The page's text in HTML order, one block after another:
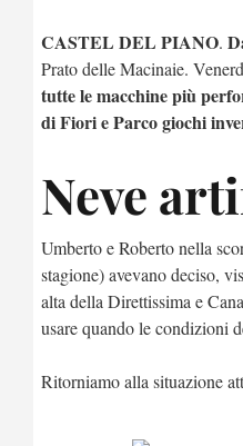
CASTEL DEL PIANO.
Prato delle Macinaie.
tutte le macchine più
di Fiori e Parco giochi
Neve
Umberto e Roberto nella
stagione) avevano deciso,
alta della Direttissima e
usare quando le condizioni
Ritorniamo alla situazione